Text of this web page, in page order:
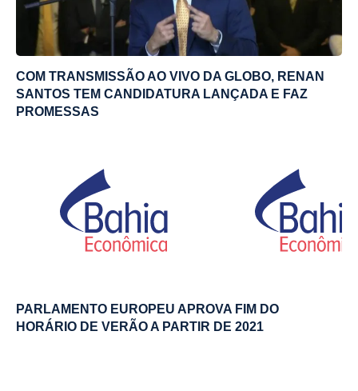
COM TRANSMISSÃO AO VIVO DA GLOBO, RENAN
SANTOS TEM CANDIDATURA LANÇADA E FAZ
PROMESSAS
PARLAMENTO EUROPEU APROVA FIM DO
HORÁRIO DE VERÃO A PARTIR DE 2021